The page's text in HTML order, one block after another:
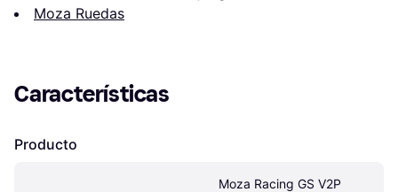
Moza Ruedas
Características
Producto
Moza Racing GS V2P